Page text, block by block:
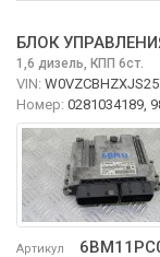
Артикул
БЛОК
1,6 дизель, КПП 6ст.
VIN:
Номер: 0281034189,